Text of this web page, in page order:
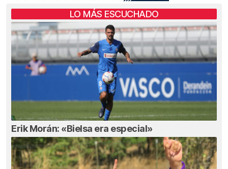
LO MÁS ESCUCHADO
Erik Morán: «Bielsa era especial»